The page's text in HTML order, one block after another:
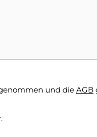
und die AGB